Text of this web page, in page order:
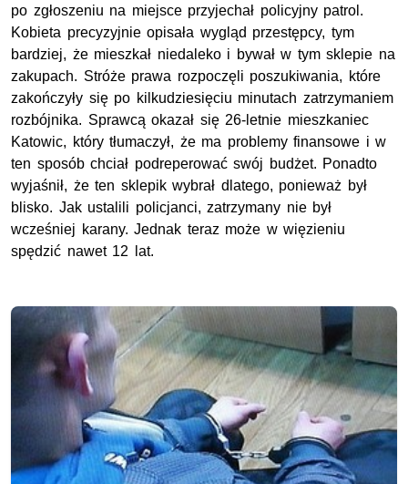
po zgłoszeniu na miejsce przyjechał policyjny patrol.
Kobieta precyzyjnie opisała wygląd przestępcy, tym
bardziej, że mieszkał niedaleko i bywał w tym sklepie na
zakupach. Stróże prawa rozpoczęli poszukiwania, które
zakończyły się po kilkudziesięciu minutach zatrzymaniem
rozbójnika. Sprawcą okazał się 26-letnie mieszkaniec
Katowic, który tłumaczył, że ma problemy finansowe i w
ten sposób chciał podreperować swój budżet. Ponadto
wyjaśnił, że ten sklepik wybrał dlatego, ponieważ był
blisko. Jak ustalili policjanci, zatrzymany nie był
wcześniej karany. Jednak teraz może w więzieniu
spędzić nawet 12 lat.